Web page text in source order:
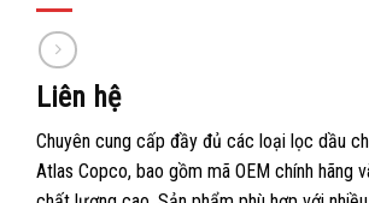
Liên hệ
Chuyên cung cấp đầy đủ các loại lọc dầu
Atlas Copco, bao gồm mã OEM chính hãng